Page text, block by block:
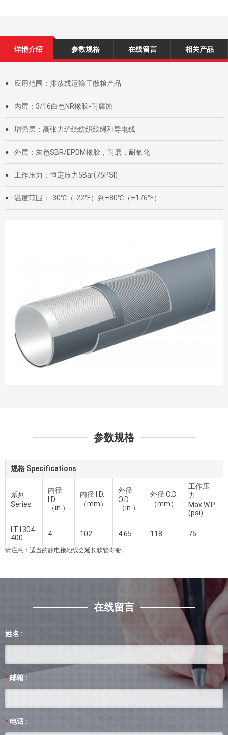
详情介绍 参数规格 在线留言 相关产品
● 应用范围：排放或运输干散粮产品
● 内层：3/16白色NR橡胶-耐腐蚀
● 增强层：高张力缠绕纺织线绳和导电线
● 外层：灰色SBR/EPDM橡胶，耐磨，耐氧化
● 工作压力：恒定压力5Bar(75PSI)
● 温度范围：-30℃（-22°F）到+80℃（+176°F）
参数规格
规格 Specifications
系列
Series
内径
I.D.
（in.）
内径 I.D.
（mm）
外径
O.D.
（in.）
外径 O.D.
（mm）
工作压
力
Max.W.P.
(psi)
LT1304-
400
4 102 4.65 118 75
请注意：适当的静电接地线会延长软管寿命。
在线留言
姓名 :
*邮箱 :
* 电话 :